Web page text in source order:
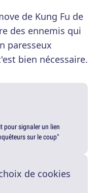
de Kung Fu de
des ennemis qui
paresseux
bien nécessaire.
pour signaler un lien
sur le coup"
de cookies